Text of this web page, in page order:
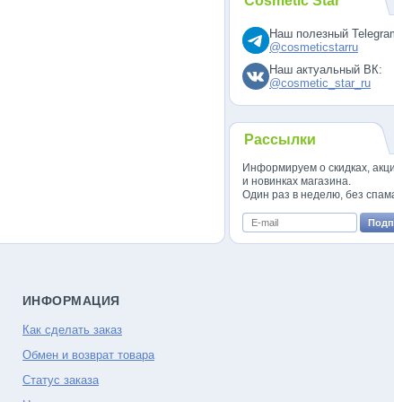
Наш полезный
@cosmeticstarru
Наш актуальный ВК:
@cosmetic_star_ru
Рассылки
Информируем о скидках,
и новинках магазина.
Один раз в неделю, без
ИНФОРМАЦИЯ
Как сделать заказ
Обмен и возврат товара
Статус заказа